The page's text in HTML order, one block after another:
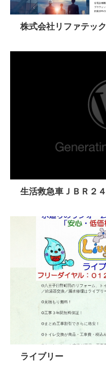
株式会社リファテック
生活救急車ＪＢＲ２４
ライブリー